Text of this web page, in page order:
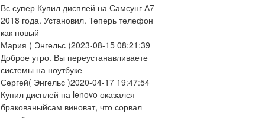
Вс супер Купил дисплей на Самсунг А7
2018 года. Установил. Теперь телефон
как новый
Мария ( Энгельс )2023-08-15 08:21:39
Доброе утро. Вы переустанавливаете
системы на ноутбуке
Сергей( Энгельс )2020-04-17 19:47:54
Купил дисплей на lenovo оказался
бракованыйсам виноват, что сорвал